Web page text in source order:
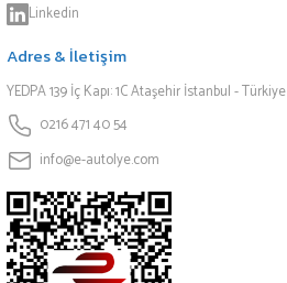
Linkedin
Adres & İletişim
YEDPA 139 İç Kapı: 1C Ataşehir İstanbul - Türkiye
0216 471 40 54
info@e-autolye.com